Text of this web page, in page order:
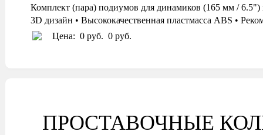
Комплект (пара) подиумов для динамиков (165 мм /
3D дизайн • Высококачественная пластмасса ABS •
Цена: 0 руб. 0 руб.
ПРОСТАВОЧНЫЕ